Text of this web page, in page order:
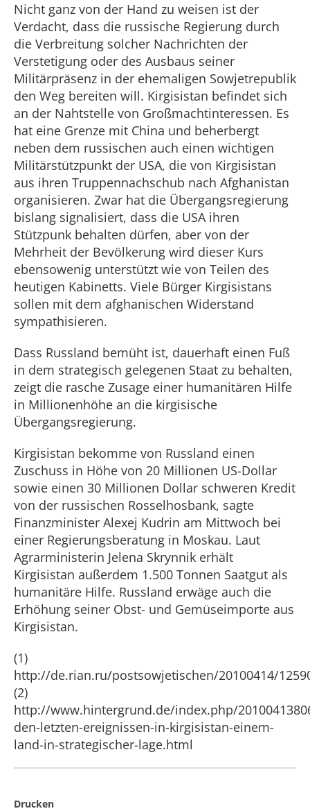
Nicht ganz von der Hand zu weisen ist der
Verdacht, dass die russische Regierung durch
die Verbreitung solcher Nachrichten der
Verstetigung oder des Ausbaus seiner
Militärpräsenz in der ehemaligen Sowjetrepublik
den Weg bereiten will. Kirgisistan befindet sich
an der Nahtstelle von Großmachtinteressen. Es
hat eine Grenze mit China und beherbergt
neben dem russischen auch einen wichtigen
Militärstützpunkt der USA, die von Kirgisistan
aus ihren Truppennachschub nach Afghanistan
organisieren. Zwar hat die Übergangsregierung
bislang signalisiert, dass die USA ihren
Stützpunk behalten dürfen, aber von der
Mehrheit der Bevölkerung wird dieser Kurs
ebensowenig unterstützt wie von Teilen des
heutigen Kabinetts. Viele Bürger Kirgisistans
sollen mit dem afghanischen Widerstand
sympathisieren.
Dass Russland bemüht ist, dauerhaft einen Fuß
in dem strategisch gelegenen Staat zu behalten,
zeigt die rasche Zusage einer humanitären Hilfe
in Millionenhöhe an die kirgisische
Übergangsregierung.
Kirgisistan bekomme von Russland einen
Zuschuss in Höhe von 20 Millionen US-Dollar
sowie einen 30 Millionen Dollar schweren Kredit
von der russischen Rosselhosbank, sagte
Finanzminister Alexej Kudrin am Mittwoch bei
einer Regierungsberatung in Moskau. Laut
Agrarministerin Jelena Skrynnik erhält
Kirgisistan außerdem 1.500 Tonnen Saatgut als
humanitäre Hilfe. Russland erwäge auch die
Erhöhung seiner Obst- und Gemüseimporte aus
Kirgisistan.
(1)
http://de.rian.ru/postsowjetischen/20100414/
(2)
http://www.hintergrund.de/index.php/
den-letzten-ereignissen-in-kirgisistan-einem-
land-in-strategischer-lage.html
Drucken